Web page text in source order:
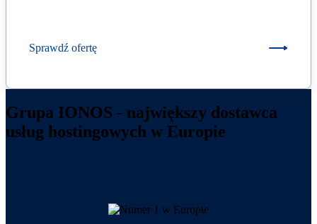
Sprawdź ofertę
Grupa IONOS - największy dostawca
usług hostingowych w Europie